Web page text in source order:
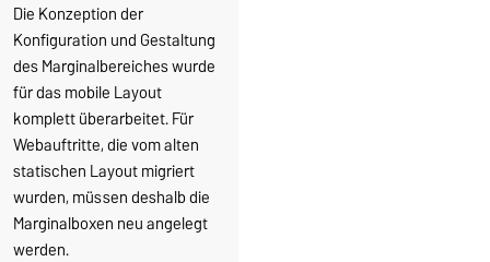
Die Konzeption der
Konfiguration und Gestaltung
des Marginalbereiches wurde
für das mobile Layout
komplett überarbeitet. Für
Webauftritte, die vom alten
statischen Layout migriert
wurden, müssen deshalb die
Marginalboxen neu angelegt
werden.